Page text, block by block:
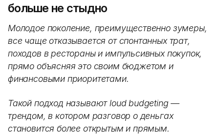
больше не стыдно
Молодое поколение, преимущественно зумеры,
все чаще отказывается от спонтанных трат,
походов в рестораны и импульсивных покупок,
прямо объясняя это своим бюджетом и
финансовыми приоритетами.
Такой подход называют loud budgeting —
трендом, в котором разговор о деньгах
становится более открытым и прямым.